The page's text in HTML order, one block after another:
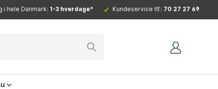
i hele Danmark: 1-3 hverdage* Kundeservice tlf.: 70 27 27 69